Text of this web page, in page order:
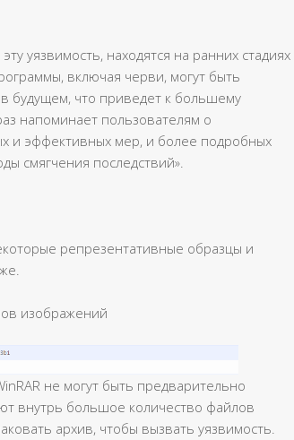
уязвимость, находятся на ранних стадиях
включая черви, могут быть
будущем, что приведет к большему
напоминает пользователям о
и эффективных мер, и более подробных
смягчения последствий».
репрезентативные образцы и
изображений
не могут быть предварительно
внутрь большое количество файлов
архив, чтобы вызвать уязвимость.